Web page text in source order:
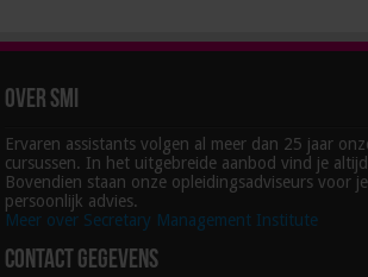
Over SMI
Ervaren assistants volgen al meer dan 25 jaar
cursussen. In het uitgebreide aanbod vind je
Bovendien staan onze opleidingsadviseurs voor
persoonlijk advies.
Meer over Secretary Management Institute
Contact gegevens